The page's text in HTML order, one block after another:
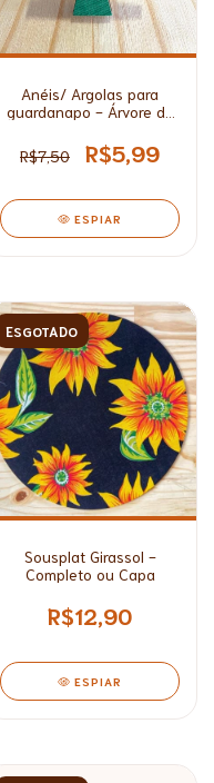
Anéis/ Argolas para
guardanapo - Árvore de
R$7,50
R$5,99
ESPIAR
ESGOTADO
Sousplat Girassol -
Completo ou Capa
R$12,90
ESPIAR